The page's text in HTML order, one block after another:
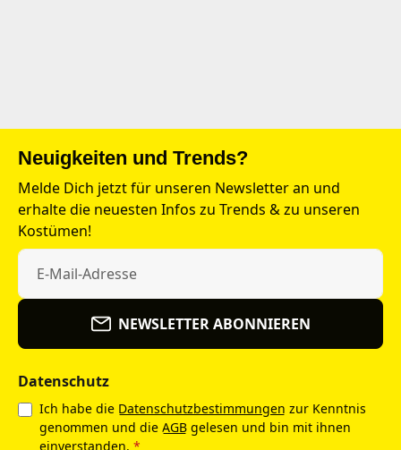
Neuigkeiten und Trends?
Melde Dich jetzt für unseren Newsletter an und
erhalte die neuesten Infos zu Trends & zu unseren
Kostümen!
NEWSLETTER ABONNIEREN
Datenschutz
Ich habe die Datenschutzbestimmungen zur Kenntnis
genommen und die AGB gelesen und bin mit ihnen
einverstanden. *